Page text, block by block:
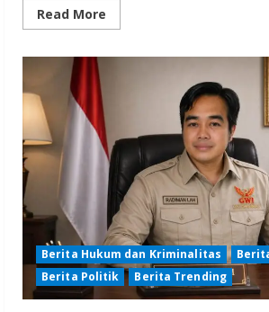
Read More
more
Univeristas
Muhammadiyah
Riau
(UMRI)
Berita Hukum dan Kriminalitas
Berita Politik
Berita Trending